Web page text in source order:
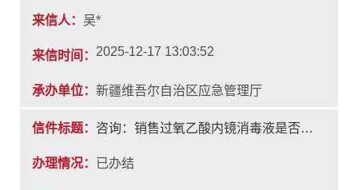
来信人： 吴*
来信时间： 2025-12-17 13:03:52
承办单位： 新疆维吾尔自治区应急管理厅
信件标题： 咨询：销售过氧乙酸内镜消毒液是否需危险化学品经营许可证？
办理情况： 已办结